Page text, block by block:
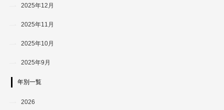
2025年12月
2025年11月
2025年10月
2025年9月
年別一覧
2026